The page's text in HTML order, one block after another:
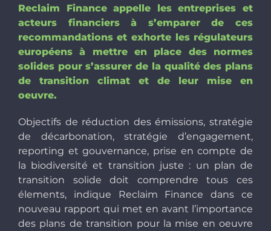
Reclaim Finance appelle les entreprises et
acteurs financiers à s’emparer de ces
recommandations et exhorte les régulateurs
européens à mettre en place des normes
solides pour s’assurer de la qualité des plans
de transition climat et de leur mise en
oeuvre.
Objectifs de réduction des émissions, stratégie
de décarbonation, stratégie d’engagement,
reporting et gouvernance, prise en compte de
la biodiversité et transition juste : un plan de
transition solide doit comprendre tous ces
élements, indique Reclaim Finance dans ce
nouveau rapport qui met en avant l’importance
des plans de transition pour la mise en oeuvre